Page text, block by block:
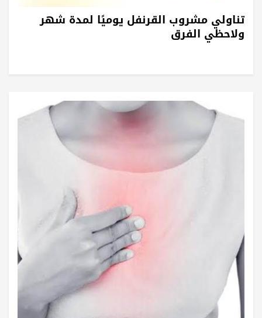
تناولي مشروب القرنفل يوميًا لمدة شهر
ولاحظي الفرق